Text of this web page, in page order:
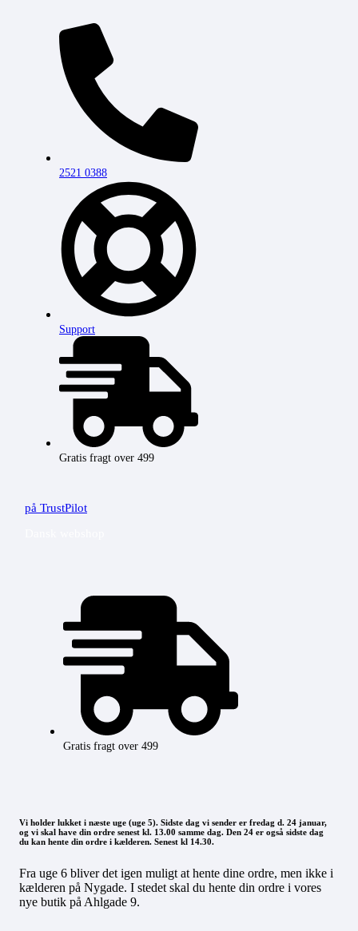
2521 0388
Support
Gratis fragt over 499
på TrustPilot
Gratis fragt over 499
Vi holder lukket i næste uge (uge 5). Sidste dag vi sender er fredag d. 24 januar,
og vi skal have din ordre senest kl. 13.00 samme dag. Den 24 er også sidste dag
du kan hente din ordre i kælderen. Senest kl 14.30.
Fra uge 6 bliver det igen muligt at hente dine ordre, men ikke i
kælderen på Nygade. I stedet skal du hente din ordre i vores
nye butik på Ahlgade 9.